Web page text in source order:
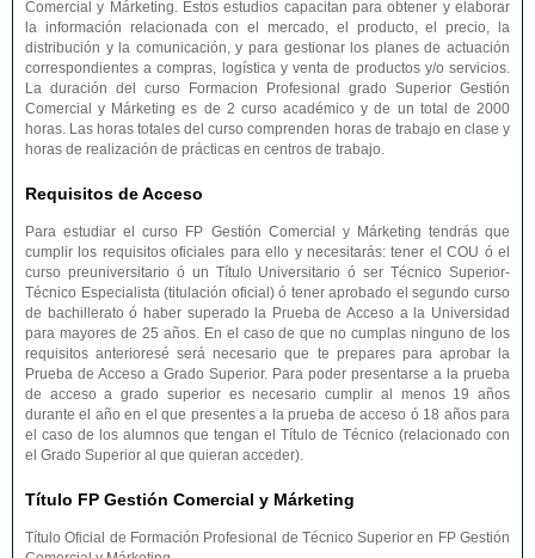
Comercial y Márketing. Estos estudios capacitan para obtener y elaborar
la información relacionada con el mercado, el producto, el precio, la
distribución y la comunicación, y para gestionar los planes de actuación
correspondientes a compras, logística y venta de productos y/o servicios.
La duración del curso Formacion Profesional grado Superior Gestión
Comercial y Márketing es de 2 curso académico y de un total de 2000
horas. Las horas totales del curso comprenden horas de trabajo en clase y
horas de realización de prácticas en centros de trabajo.
Requisitos de Acceso
Para estudiar el curso FP Gestión Comercial y Márketing tendrás que
cumplir los requisitos oficiales para ello y necesitarás: tener el COU ó el
curso preuniversitario ó un Título Universitario ó ser Técnico Superior-
Técnico Especialista (titulación oficial) ó tener aprobado el segundo curso
de bachillerato ó haber superado la Prueba de Acceso a la Universidad
para mayores de 25 años. En el caso de que no cumplas ninguno de los
requisitos anterioresé será necesario que te prepares para aprobar la
Prueba de Acceso a Grado Superior. Para poder presentarse a la prueba
de acceso a grado superior es necesario cumplir al menos 19 años
durante el año en el que presentes a la prueba de acceso ó 18 años para
el caso de los alumnos que tengan el Título de Técnico (relacionado con
el Grado Superior al que quieran acceder).
Título FP Gestión Comercial y Márketing
Título Oficial de Formación Profesional de Técnico Superior en FP Gestión